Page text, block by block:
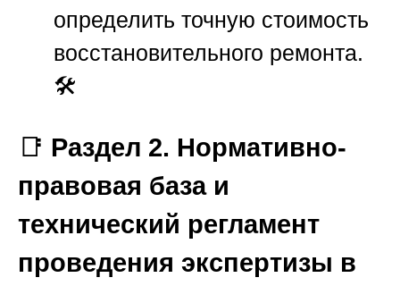
определить точную стоимость
восстановительного ремонта.
🛠️
📑 Раздел 2. Нормативно-
правовая база и
технический регламент
проведения экспертизы в